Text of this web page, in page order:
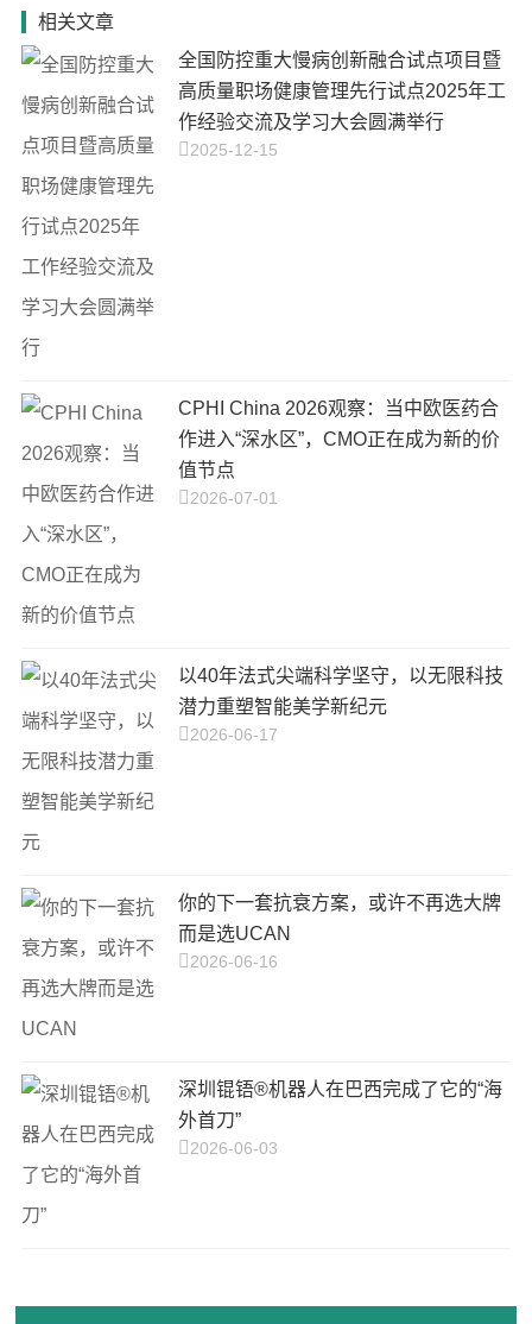
相关文章
全国防控重大慢病创新融合试点项目暨
高质量职场健康管理先行试点2025年工
作经验交流及学习大会圆满举行
2025-12-15
CPHI China 2026观察：当中欧医药合
作进入“深水区”，CMO正在成为新的价
值节点
2026-07-01
以40年法式尖端科学坚守，以无限科技
潜力重塑智能美学新纪元
2026-06-17
你的下一套抗衰方案，或许不再选大牌
而是选UCAN
2026-06-16
深圳锟铻®机器人在巴西完成了它的“海
外首刀”
2026-06-03